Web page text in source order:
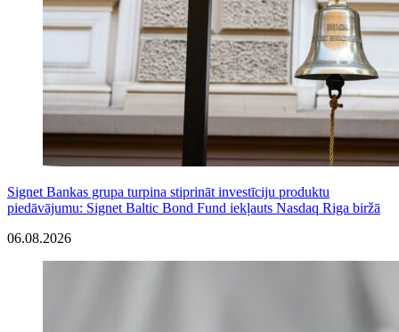
Signet Bankas grupa turpina stiprināt investīciju produktu
piedāvājumu: Signet Baltic Bond Fund iekļauts Nasdaq Riga biržā
06.08.2026